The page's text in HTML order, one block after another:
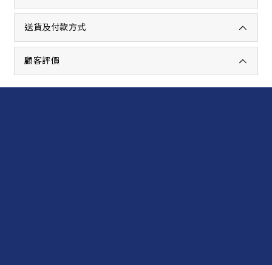
送貨及付款方式
顧客評價